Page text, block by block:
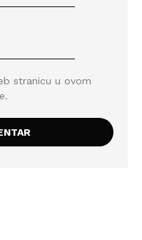
stranicu u ovom